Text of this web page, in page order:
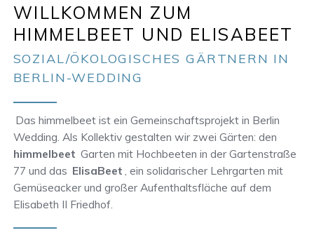
WILLKOMMEN ZUM
HIMMELBEET UND ELISABEET
SOZIAL/ÖKOLOGISCHES GÄRTNERN IN
BERLIN-WEDDING
Das himmelbeet ist ein Gemeinschaftsprojekt in Berlin
Wedding. Als Kollektiv gestalten wir zwei Gärten: den
himmelbeet Garten mit Hochbeeten in der Gartenstraße
77 und das ElisaBeet , ein solidarischer Lehrgarten mit
Gemüseacker und großer Aufenthaltsfläche auf dem
Elisabeth II Friedhof.